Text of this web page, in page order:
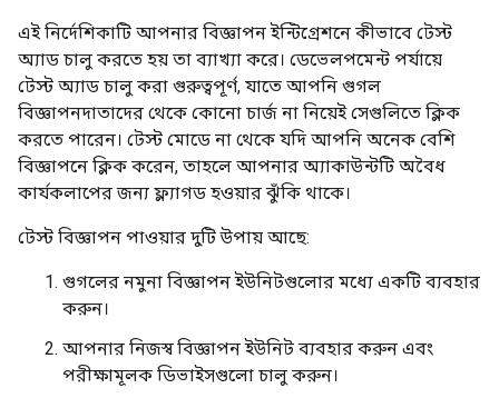
এই নির্দেশিকাটি আপনার বিজ্ঞাপন ইন্টিগ্রেশনে কীভাবে টেস্ট
অ্যাড চালু করতে হয় তা ব্যাখ্যা করে। ডেভেলপমেন্ট পর্যায়ে
টেস্ট অ্যাড চালু করা গুরুত্বপূর্ণ, যাতে আপনি গুগল
বিজ্ঞাপনদাতাদের থেকে কোনো চার্জ না নিয়েই সেগুলিতে ক্লিক
করতে পারেন। টেস্ট মোডে না থেকে যদি আপনি অনেক বেশি
বিজ্ঞাপনে ক্লিক করেন, তাহলে আপনার অ্যাকাউন্টটি অবৈধ
কার্যকলাপের জন্য ফ্ল্যাগড হওয়ার ঝুঁকি থাকে।
টেস্ট বিজ্ঞাপন পাওয়ার দুটি উপায় আছে:
গুগলের নমুনা বিজ্ঞাপন ইউনিটগুলোর মধ্যে একটি ব্যবহার
করুন।
আপনার নিজস্ব বিজ্ঞাপন ইউনিট ব্যবহার করুন এবং
পরীক্ষামূলক ডিভাইসগুলো চালু করুন।